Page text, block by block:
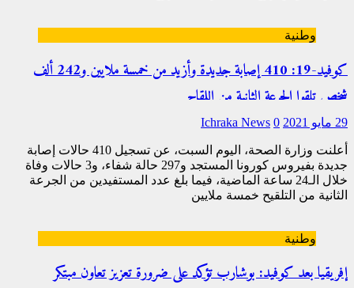
وطنية
كوفيد-19: 410 إصابة جديدة وأزيد من خمسة ملايين و242 ألف
شخص تلقوا الجرعة الثانية من اللقاح
29 مايو 2021 Ichraka News 0
أعلنت وزارة الصحة، اليوم السبت، عن تسجيل 410 حالات إصابة
جديدة بفيروس كورونا المستجد و297 حالة شفاء، و3 حالات وفاة
خلال الـ24 ساعة الماضية، فيما بلغ عدد المستفيدين من الجرعة
الثانية من التلقيح خمسة ملايين
وطنية
إفريقيا بعد كوفيد: بوشارب تؤكد على ضرورة تعزيز تعاون مبتكر